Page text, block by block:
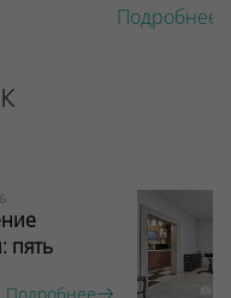
Подробнее
пять
Подробнее